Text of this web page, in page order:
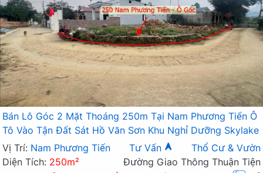
Bán Lô Góc 2 Mặt Thoáng 250m Tại Nam Phương Tiến Ô
Tô Vào Tận Đất Sát Hồ Văn Sơn Khu Nghỉ Dưỡng Skylake
Vị Trí: Nam Phương Tiến Tư Vấn
Thổ Cư & Vườn
Diện Tích: 250m²
Đường Giao Thông Thuận Tiện